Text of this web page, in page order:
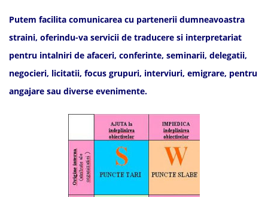
Putem facilita comunicarea cu partenerii dumneavoastra
straini, oferindu-va servicii de traducere si interpretariat
pentru intalniri de afaceri, conferinte, seminarii, delegatii,
negocieri, licitatii, focus grupuri, interviuri, emigrare, pentru
angajare sau diverse evenimente.